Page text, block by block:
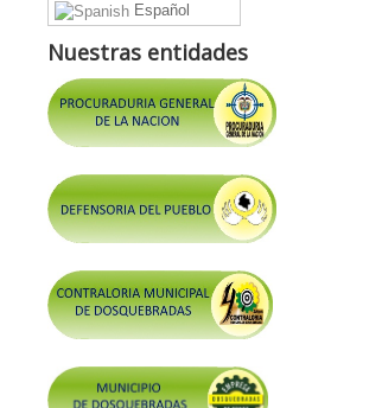
Español
Nuestras entidades